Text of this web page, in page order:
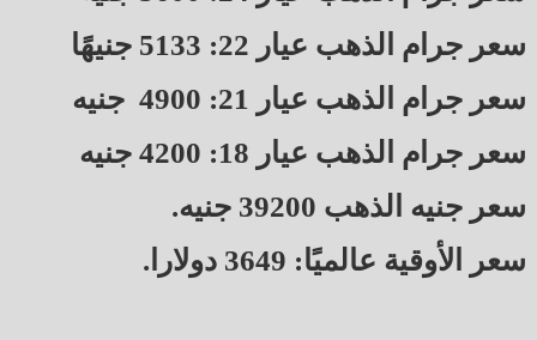
سعر جرام الذهب عيار 22: 5133 جنيهًا
سعر جرام الذهب عيار 21: 4900 جنيه
سعر جرام الذهب عيار 18: 4200 جنيه
سعر جنيه الذهب 39200 جنيه.
سعر الأوقية عالميًا: 3649 دولارا.